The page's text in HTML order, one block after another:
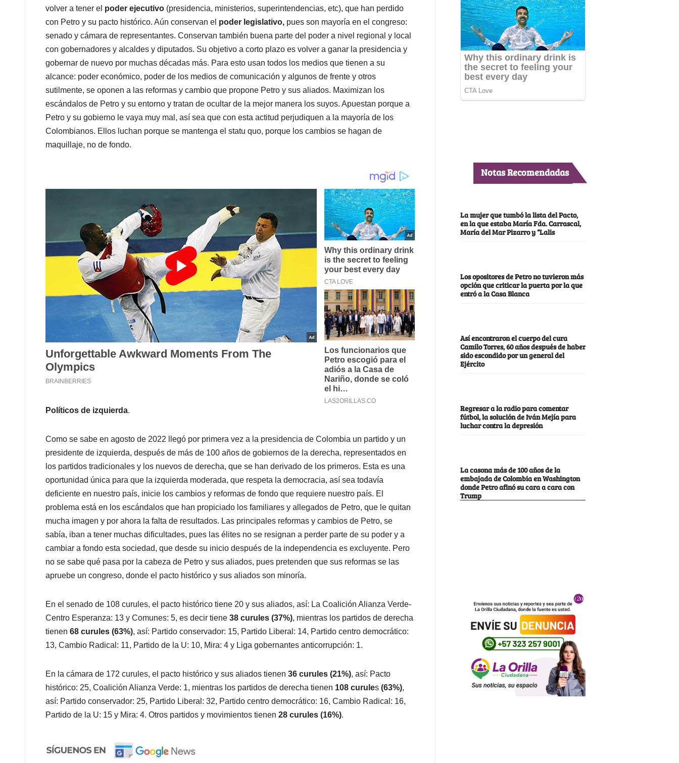
volver a tener el poder ejecutivo (presidencia, ministerios, superintendencias, etc), que han perdido
con Petro y su pacto histórico. Aún conservan el poder legislativo, pues son mayoría en el congreso:
senado y cámara de representantes. Conservan también buena parte del poder a nivel regional y local
con gobernadores y alcaldes y diputados. Su objetivo a corto plazo es volver a ganar la presidencia y
gobernar de nuevo por muchas décadas más. Para esto usan todos los medios que tienen a su
alcance: poder económico, poder de los medios de comunicación y algunos de frente y otros
sutilmente, se oponen a las reformas y cambio que propone Petro y sus aliados. Maximizan los
escándalos de Petro y su entorno y tratan de ocultar de la mejor manera los suyos. Apuestan porque a
Petro y su gobierno le vaya muy mal, así sea que con esta actitud perjudiquen a la mayoría de los
Colombianos. Ellos luchan porque se mantenga el statu quo, porque los cambios se hagan de
maquillaje, no de fondo.
Políticos de izquierda.
Como se sabe en agosto de 2022 llegó por primera vez a la presidencia de Colombia un partido y un
presidente de izquierda, después de más de 100 años de gobiernos de la derecha, representados en
los partidos tradicionales y los nuevos de derecha, que se han derivado de los primeros. Esta es una
oportunidad única para que la izquierda moderada, que respeta la democracia, así sea todavía
deficiente en nuestro país, inicie los cambios y reformas de fondo que requiere nuestro país. El
problema está en los escándalos que han propiciado los familiares y allegados de Petro, que le quitan
mucha imagen y por ahora la falta de resultados. Las principales reformas y cambios de Petro, se
sabía, iban a tener muchas dificultades, pues las élites no se resignan a perder parte de su poder y a
cambiar a fondo esta sociedad, que desde su inicio después de la independencia es excluyente. Pero
no se sabe qué pasa por la cabeza de Petro y sus aliados, pues pretenden que sus reformas se las
apruebe un congreso, donde el pacto histórico y sus aliados son minoría.
En el senado de 108 curules, el pacto histórico tiene 20 y sus aliados, así: La Coalición Alianza Verde-
Centro Esperanza: 13 y Comunes: 5, es decir tiene 38 curules (37%), mientras los partidos de derecha
tienen 68 curules (63%), así: Partido conservador: 15, Partido Liberal: 14, Partido centro democrático:
13, Cambio Radical: 11, Partido de la U: 10, Mira: 4 y Liga gobernantes anticorrupción: 1.
En la cámara de 172 curules, el pacto histórico y sus aliados tienen 36 curules (21%), así: Pacto
histórico: 25, Coalición Alianza Verde: 1, mientras los partidos de derecha tienen 108 curules (63%),
así: Partido conservador: 25, Partido Liberal: 32, Partido centro democrático: 16, Cambio Radical: 16,
Partido de la U: 15 y Mira: 4. Otros partidos y movimientos tienen 28 curules (16%).
Notas Recomendadas
La mujer que tumbó la lista del Pacto,
en la que estaba María Fda. Carrascal,
María del Mar Pizarro y “Lalis
Los opositores de Petro no tuvieron más
opción que criticar la puerta por la que
entró a la Casa Blanca
Así encontraron el cuerpo del cura
Camilo Torres, 60 años después de haber
sido escondido por un general del
Ejército
Regresar a la radio para comentar
fútbol, la solución de Iván Mejía para
luchar contra la depresión
La casona más de 100 años de la
embajada de Colombia en Washington
donde Petro afinó su cara a cara con
Trump